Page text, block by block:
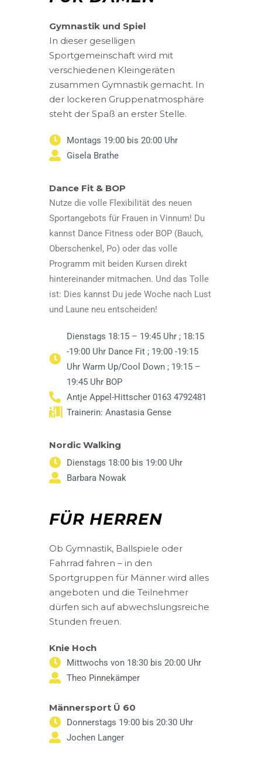
Gymnastik und Spiel
In dieser geselligen
Sportgemeinschaft wird mit
verschiedenen Kleingeräten
zusammen Gymnastik gemacht. In
der lockeren Gruppenatmosphäre
steht der Spaß an erster Stelle.
Montags 19:00 bis 20:00 Uhr
Gisela Brathe
Dance Fit & BOP
Nutze die volle Flexibilität des neuen
Sportangebots für Frauen in Vinnum! Du
kannst Dance Fitness oder BOP (Bauch,
Oberschenkel, Po) oder das volle
Programm mit beiden Kursen direkt
hintereinander mitmachen. Und das Tolle
ist: Dies kannst Du jede Woche nach Lust
und Laune neu entscheiden!
Dienstags 18:15 – 19:45 Uhr ; 18:15
-19:00 Uhr Dance Fit ; 19:00 -19:15
Uhr Warm Up/Cool Down ; 19:15 –
19:45 Uhr BOP
Antje Appel-Hittscher 0163 4792481
Trainerin: Anastasia Gense
Nordic Walking
Dienstags 18:00 bis 19:00 Uhr
Barbara Nowak
FÜR HERREN
Ob Gymnastik, Ballspiele oder
Fahrrad fahren – in den
Sportgruppen für Männer wird alles
angeboten und die Teilnehmer
dürfen sich auf abwechslungsreiche
Stunden freuen.
Knie Hoch
Mittwochs von 18:30 bis 20:00 Uhr
Theo Pinnekämper
Männersport Ü 60
Donnerstags 19:00 bis 20:30 Uhr
Jochen Langer